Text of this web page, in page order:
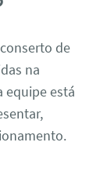
de
na
equipe está